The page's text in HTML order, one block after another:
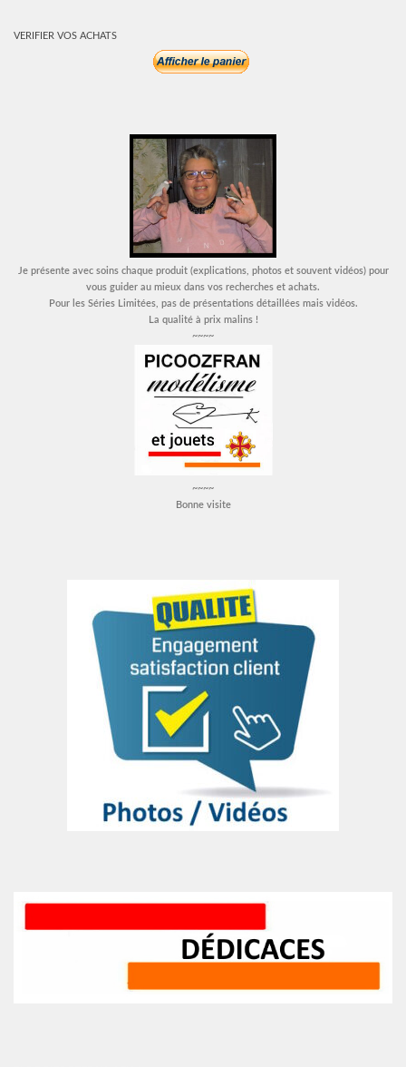
VERIFIER VOS ACHATS
Je présente avec soins chaque produit (explications, photos et souvent vidéos) pour
vous guider au mieux dans vos recherches et achats.
Pour les Séries Limitées, pas de présentations détaillées mais vidéos.
La qualité à prix malins !
~~~~
~~~~
Bonne visite